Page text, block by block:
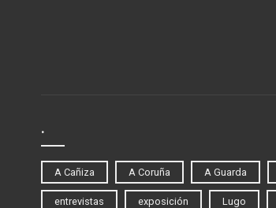
.
A Cañiza A Coruña A Guarda
entrevistas exposición Lugo